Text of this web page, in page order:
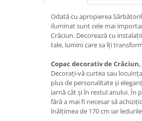
Odată cu apropierea
iluminat sunt cele mai
Crăciun. Decorează cu
tale, lumini care sa îți
Copac decorativ de
Decorați-vă curtea sau
plus de personalitate și
iarnă cât și în restul anului. În
fără a mai fi necesar să
înălțimea de 170 cm iar